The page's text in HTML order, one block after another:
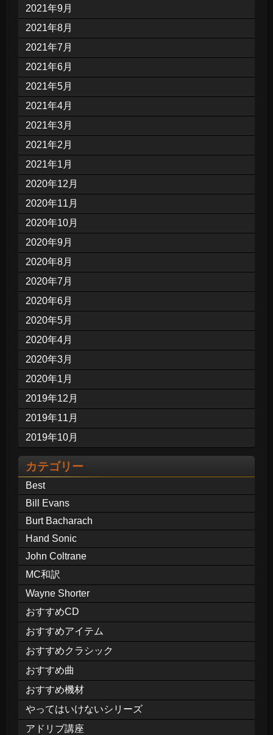
2021年9月
2021年8月
2021年7月
2021年6月
2021年5月
2021年4月
2021年3月
2021年2月
2021年1月
2020年12月
2020年11月
2020年10月
2020年9月
2020年8月
2020年7月
2020年6月
2020年5月
2020年4月
2020年3月
2020年1月
2019年12月
2019年11月
2019年10月
カテゴリー
Best
Bill Evans
Burt Bacharach
Hand Sonic
John Coltrane
MC和訳
Wayne Shorter
おすすめCD
おすすめアイテム
おすすめクラシック
おすすめ曲
おすすめ機材
やってはいけないシリーズ
アドリブ講座